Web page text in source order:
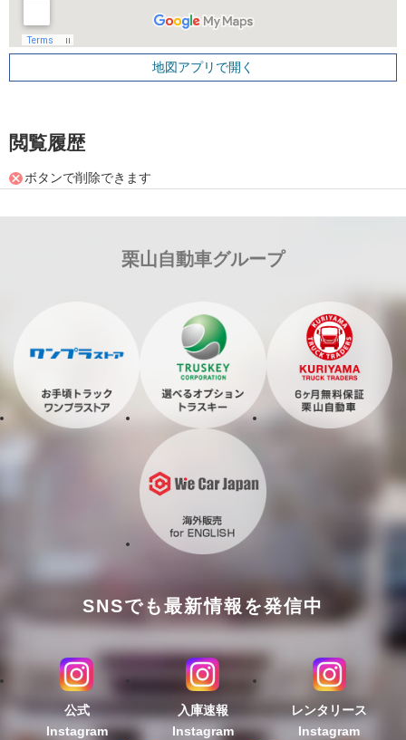
地図アプリで開く
閲覧履歴
ボタンで削除できます
栗山自動車グループ
SNSでも最新情報を発信中
公式
Instagram
入庫速報
Instagram
レンタリース
Instagram